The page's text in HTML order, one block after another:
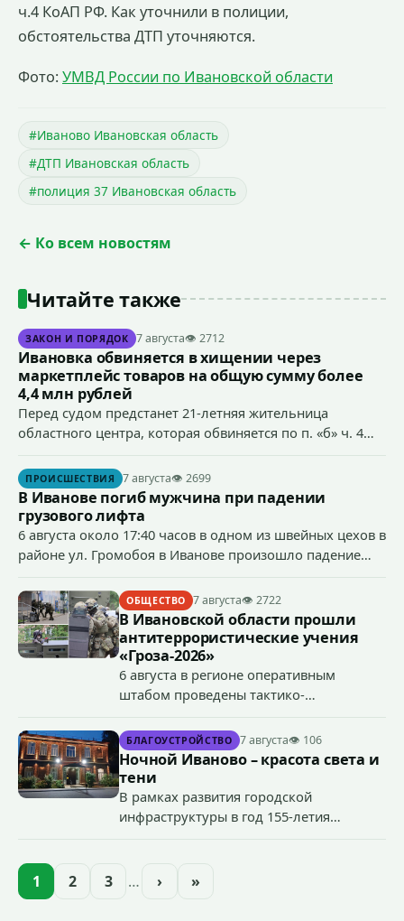
ч.4 КоАП РФ. Как уточнили в полиции,
обстоятельства ДТП уточняются.
Фото: УМВД России по Ивановской области
#Иваново Ивановская область
#ДТП Ивановская область
#полиция 37 Ивановская область
← Ко всем новостям
Читайте также
ЗАКОН И ПОРЯДОК 7 августа👁 2712
Ивановка обвиняется в хищении через
маркетплейс товаров на общую сумму более
4,4 млн рублей
Перед судом предстанет 21-летняя жительница
областного центра, которая обвиняется по п. «б» ч. 4
сумму более 4,4 млн рублей через маркетплейс.
ПРОИСШЕСТВИЯ 7 августа👁 2699
В Иванове погиб мужчина при падении
грузового лифта
6 августа около 17:40 часов в одном из швейных цехов в
районе ул. Громобоя в Иванове произошло падение
ОБЩЕСТВО 7 августа👁 2722
В Ивановской области прошли
антитеррористические учения
«Гроза-2026»
6 августа в регионе оперативным
штабом проведены тактико-
террористического акта на объекте
органов государственной власти.
«Гроза-2026».
БЛАГОУСТРОЙСТВО 7 августа👁 106
Ночной Иваново – красота света и
тени
В рамках развития городской
инфраструктуры в год 155-летия
проекта подсветки исторических
1 2 3 … › »